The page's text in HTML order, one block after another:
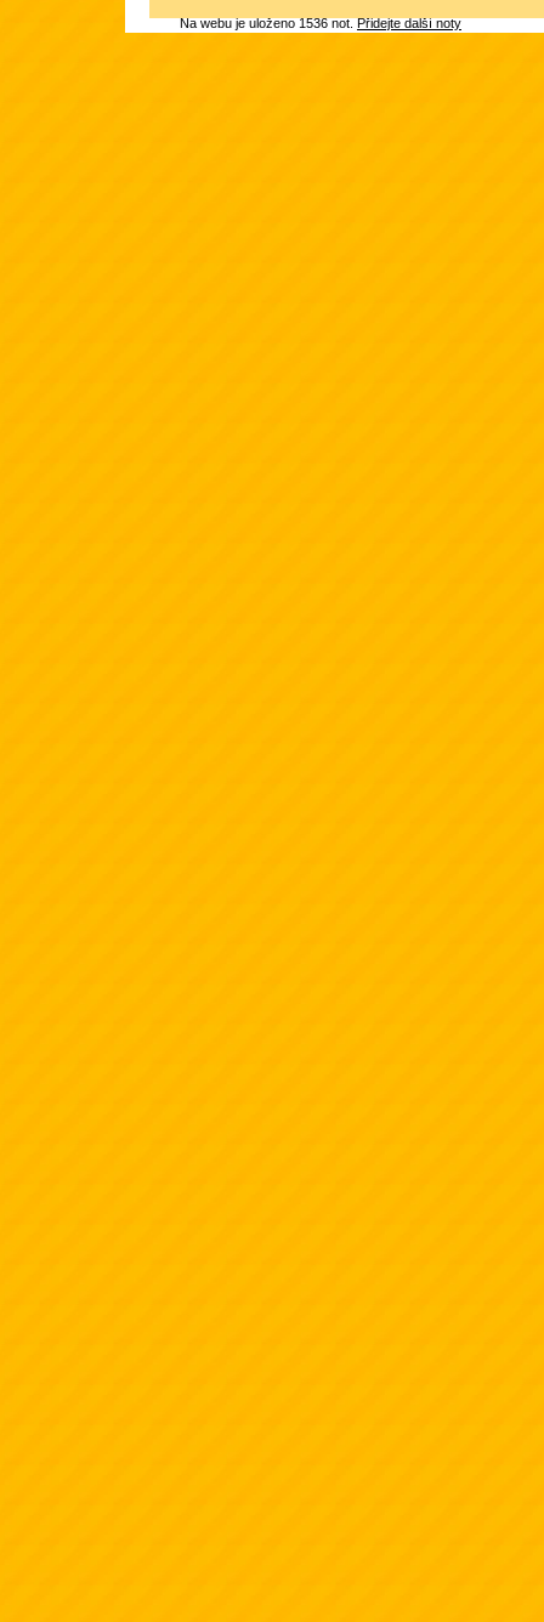
Na webu je uloženo 1536 not.Přidejte další noty